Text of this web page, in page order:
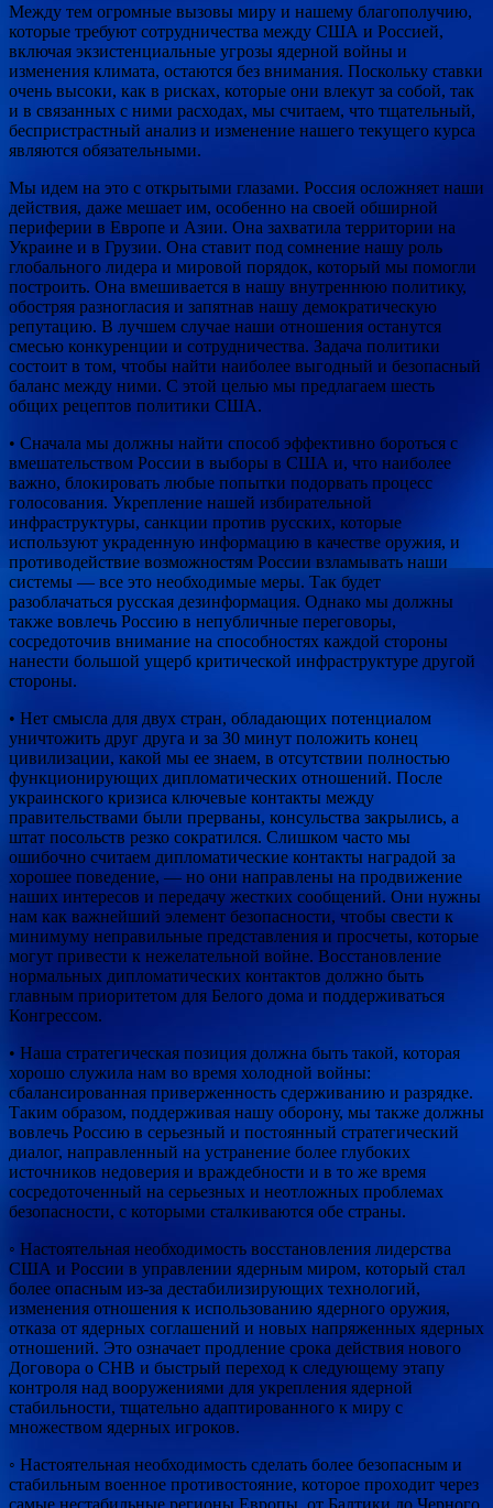
Между тем огромные вызовы миру и нашему благополучию,
которые требуют сотрудничества между США и Россией,
включая экзистенциальные угрозы ядерной войны и
изменения климата, остаются без внимания. Поскольку ставки
очень высоки, как в рисках, которые они влекут за собой, так
и в связанных с ними расходах, мы считаем, что тщательный,
беспристрастный анализ и изменение нашего текущего курса
являются обязательными.
Мы идем на это с открытыми глазами. Россия осложняет наши
действия, даже мешает им, особенно на своей обширной
периферии в Европе и Азии. Она захватила территории на
Украине и в Грузии. Она ставит под сомнение нашу роль
глобального лидера и мировой порядок, который мы помогли
построить. Она вмешивается в нашу внутреннюю политику,
обостряя разногласия и запятнав нашу демократическую
репутацию. В лучшем случае наши отношения останутся
смесью конкуренции и сотрудничества. Задача политики
состоит в том, чтобы найти наиболее выгодный и безопасный
баланс между ними. С этой целью мы предлагаем шесть
общих рецептов политики США.
• Сначала мы должны найти способ эффективно бороться с
вмешательством России в выборы в США и, что наиболее
важно, блокировать любые попытки подорвать процесс
голосования. Укрепление нашей избирательной
инфраструктуры, санкции против русских, которые
используют украденную информацию в качестве оружия, и
противодействие возможностям России взламывать наши
системы — все это необходимые меры. Так будет
разоблачаться русская дезинформация. Однако мы должны
также вовлечь Россию в непубличные переговоры,
сосредоточив внимание на способностях каждой стороны
нанести большой ущерб критической инфраструктуре другой
стороны.
• Нет смысла для двух стран, обладающих потенциалом
уничтожить друг друга и за 30 минут положить конец
цивилизации, какой мы ее знаем, в отсутствии полностью
функционирующих дипломатических отношений. После
украинского кризиса ключевые контакты между
правительствами были прерваны, консульства закрылись, а
штат посольств резко сократился. Слишком часто мы
ошибочно считаем дипломатические контакты наградой за
хорошее поведение, — но они направлены на продвижение
наших интересов и передачу жестких сообщений. Они нужны
нам как важнейший элемент безопасности, чтобы свести к
минимуму неправильные представления и просчеты, которые
могут привести к нежелательной войне. Восстановление
нормальных дипломатических контактов должно быть
главным приоритетом для Белого дома и поддерживаться
Конгрессом.
• Наша стратегическая позиция должна быть такой, которая
хорошо служила нам во время холодной войны:
сбалансированная приверженность сдерживанию и разрядке.
Таким образом, поддерживая нашу оборону, мы также должны
вовлечь Россию в серьезный и постоянный стратегический
диалог, направленный на устранение более глубоких
источников недоверия и враждебности и в то же время
сосредоточенный на серьезных и неотложных проблемах
безопасности, с которыми сталкиваются обе страны.
◦ Настоятельная необходимость восстановления лидерства
США и России в управлении ядерным миром, который стал
более опасным из-за дестабилизирующих технологий,
изменения отношения к использованию ядерного оружия,
отказа от ядерных соглашений и новых напряженных ядерных
отношений. Это означает продление срока действия нового
Договора о СНВ и быстрый переход к следующему этапу
контроля над вооружениями для укрепления ядерной
стабильности, тщательно адаптированного к миру с
множеством ядерных игроков.
◦ Настоятельная необходимость сделать более безопасным и
стабильным военное противостояние, которое проходит через
самые нестабильные регионы Европы, от Балтики до Черного